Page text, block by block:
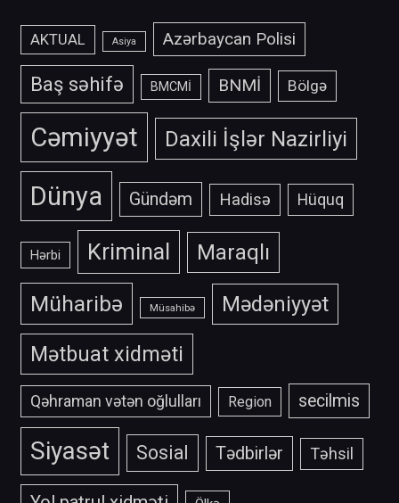
AKTUAL Asiya Azərbaycan Polisi
Baş səhifə BMCMİ BNMİ Bölgə
Cəmiyyət Daxili İşlər Nazirliyi
Dünya Gündəm Hadisə Hüquq
Hərbi Kriminal Maraqlı
Müharibə Müsahibə
Mədəniyyət
Mətbuat xidməti
Qəhraman vətən oğlulları Region secilmis
Siyasət Sosial Tədbirlər Təhsil